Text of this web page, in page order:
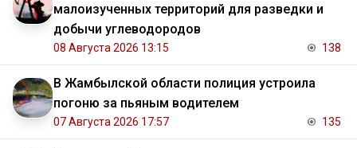
малоизученных территорий для разведки и
добычи углеводородов
08 Августа 2026 13:15 138
В Жамбылской области полиция устроила
погоню за пьяным водителем
07 Августа 2026 17:57 135